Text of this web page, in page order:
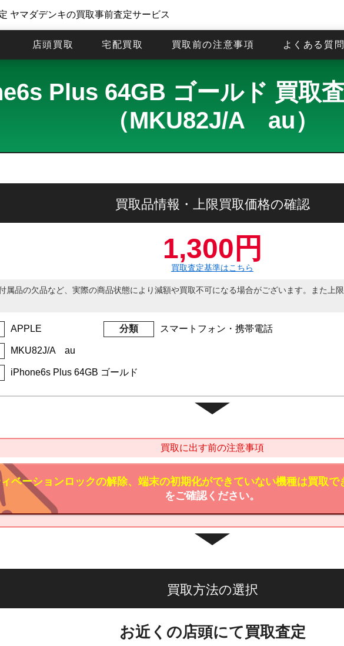
ヤマダデンキの買取事前査定サービス
店頭買取 宅配買取 買取前の注意事項 よくある質
Plus 64GB ゴールド 買取
（MKU82J/A au）
買取品情報・上限買取価格の確認
1,300円
買取査定基準はこちら
属品の欠品など、実際の商品状態により減額や買取不可になる場合がございます。また上
APPLE 分類 スマートフォン・携帯電話
MKU82J/A au
iPhone6s Plus 64GB ゴールド
買取に出す前の注意事項
ベーションロックの解除、端末の初期化ができていない機種は買取で
をご確認ください。
買取方法の選択
お近くの店頭にて買取査定